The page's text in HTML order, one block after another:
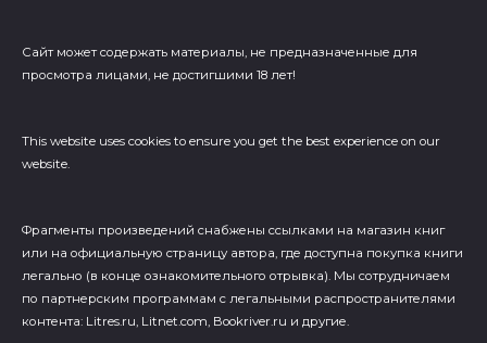
Сайт может содержать материалы, не предназначенные для
просмотра лицами, не достигшими 18 лет!
This website uses cookies to ensure you get the best experience on our
website.
Фрагменты произведений cнабжены ссылками на магазин книг
или на официальную страницу автора, где доступна покупка книги
легально (в конце ознакомительного отрывка). Мы сотрудничаем
по партнерским программам с легальными распространителями
контента: Litres.ru, Litnet.com, Bookriver.ru и другие.